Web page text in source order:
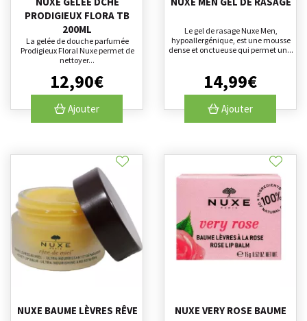
PRODIGIEUX FLORA TB
200ML
La gelée de douche parfumée
Prodigieux Floral Nuxe permet de
nettoyer...
12,90€
Ajouter
Le gel de rasage Nuxe Men,
hypoallergénique, est une mousse
dense et onctueuse qui permet un...
14,99€
Ajouter
NUXE BAUME LÈVRES RÊVE
NUXE VERY ROSE BAUME